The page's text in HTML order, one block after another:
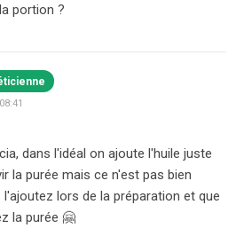
portion ?
dans l'idéal on ajoute l'huile juste
la purée mais ce n'est pas bien
l'ajoutez lors de la préparation et que
la purée 🤗